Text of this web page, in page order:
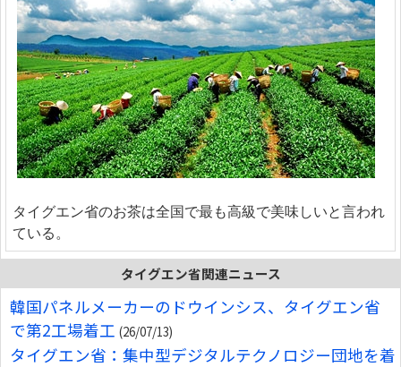
タイグエン省のお茶は全国で最も高級で美味しいと言われ
ている。
タイグエン省関連ニュース
韓国パネルメーカーのドウインシス、タイグエン省
で第2工場着工 (26/07/13)
タイグエン省：集中型デジタルテクノロジー団地を着